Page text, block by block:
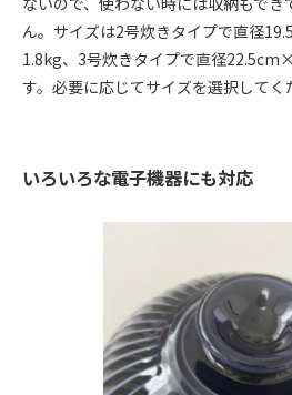
ん。サイズは2号炊きタイプで直径
1.8kg、3号炊きタイプで直径
す。必要に応じてサイズを選択してく
いろいろな電子機器にも対応